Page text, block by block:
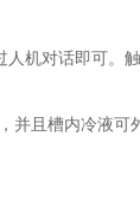
机对话即可。
且槽内冷液可